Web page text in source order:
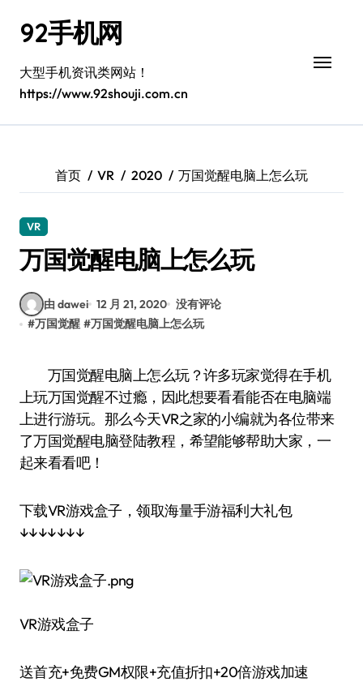
92手机网
大型手机资讯类网站！
https://www.92shouji.com.cn
首页 VR 2020 万国觉醒电脑上怎么玩
VR
万国觉醒电脑上怎么玩
由 dawei 12 月 21, 2020 没有评论
#万国觉醒 #万国觉醒电脑上怎么玩
万国觉醒电脑上怎么玩？许多玩家觉得在手机
上玩万国觉醒不过瘾，因此想要看看能否在电脑端
上进行游玩。那么今天VR之家的小编就为各位带来
了万国觉醒电脑登陆教程，希望能够帮助大家，一
起来看看吧！
下载VR游戏盒子，领取海量手游福利大礼包
↓↓↓↓↓↓↓
VR游戏盒子
送首充+免费GM权限+充值折扣+20倍游戏加速